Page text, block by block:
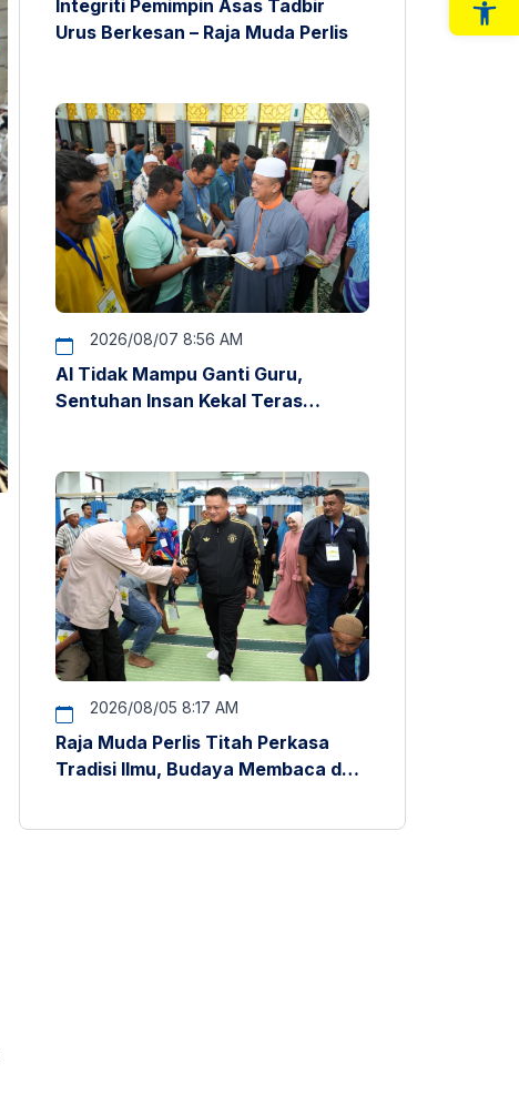
Integriti Pemimpin Asas Tadbir
Urus Berkesan – Raja Muda Perlis
2026/08/07 8:56 AM
AI Tidak Mampu Ganti Guru,
Sentuhan Insan Kekal Teras
2026/08/05 8:17 AM
Raja Muda Perlis Titah Perkasa
Tradisi Ilmu, Budaya Membaca dan